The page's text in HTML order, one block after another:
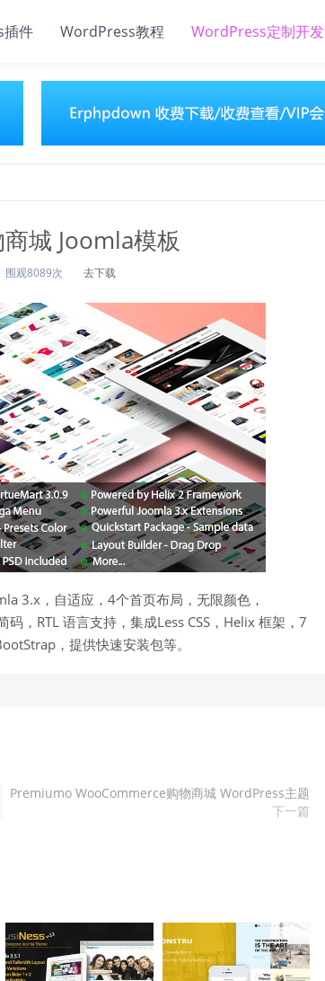
件 WordPress教程 WordPress定制开发
城 Joomla模板
围观8089次 去下载
3.x，自适应，4个首页布局，无限颜色，
，RTL 语言支持，集成Less CSS，Helix 框架，7
，提供快速安装包等。
Premiumo WooCommerce购物商城 WordPress主题
下一篇